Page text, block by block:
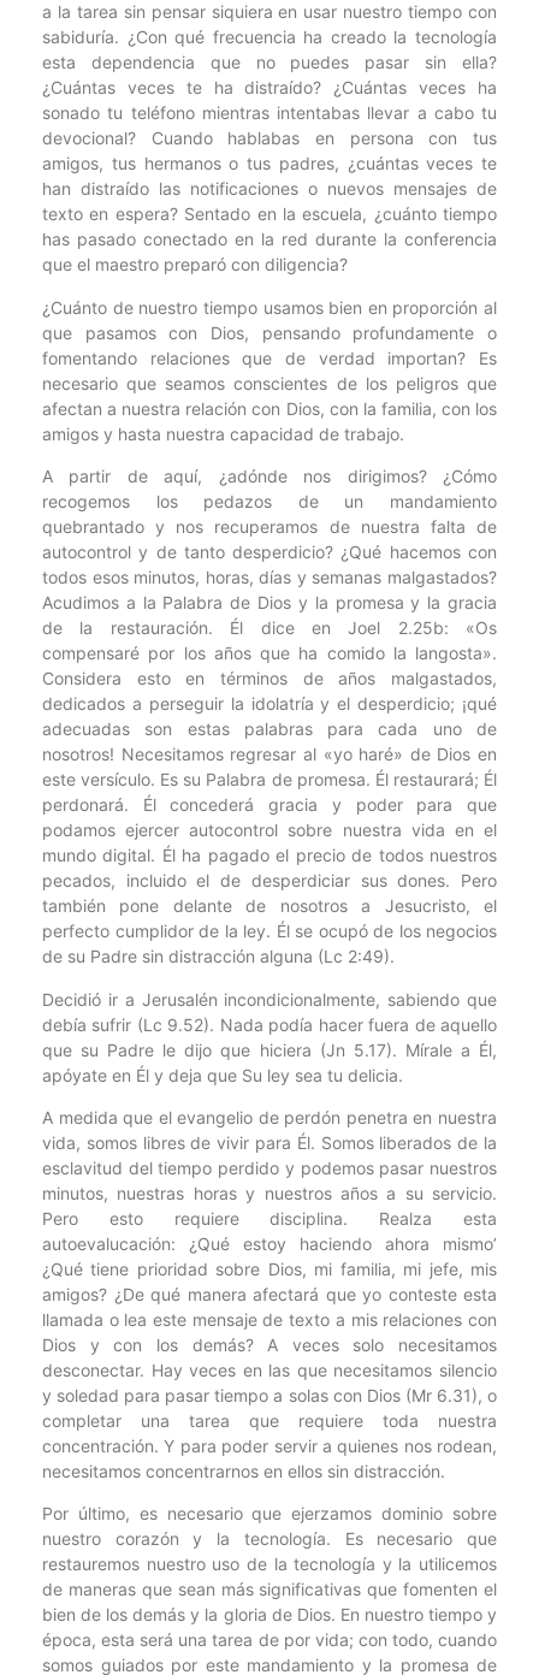
a la tarea sin pensar siquiera en usar nuestro tiempo con
sabiduría. ¿Con qué frecuencia ha creado la tecnología
esta dependencia que no puedes pasar sin ella?
¿Cuántas veces te ha distraído? ¿Cuántas veces ha
sonado tu teléfono mientras intentabas llevar a cabo tu
devocional? Cuando hablabas en persona con tus
amigos, tus hermanos o tus padres, ¿cuántas veces te
han distraído las notificaciones o nuevos mensajes de
texto en espera? Sentado en la escuela, ¿cuánto tiempo
has pasado conectado en la red durante la conferencia
que el maestro preparó con diligencia?
¿Cuánto de nuestro tiempo usamos bien en proporción al
que pasamos con Dios, pensando profundamente o
fomentando relaciones que de verdad importan? Es
necesario que seamos conscientes de los peligros que
afectan a nuestra relación con Dios, con la familia, con los
amigos y hasta nuestra capacidad de trabajo.
A partir de aquí, ¿adónde nos dirigimos? ¿Cómo
recogemos los pedazos de un mandamiento
quebrantado y nos recuperamos de nuestra falta de
autocontrol y de tanto desperdicio? ¿Qué hacemos con
todos esos minutos, horas, días y semanas malgastados?
Acudimos a la Palabra de Dios y la promesa y la gracia
de la restauración. Él dice en Joel 2.25b: «Os
compensaré por los años que ha comido la langosta».
Considera esto en términos de años malgastados,
dedicados a perseguir la idolatría y el desperdicio; ¡qué
adecuadas son estas palabras para cada uno de
nosotros! Necesitamos regresar al «yo haré» de Dios en
este versículo. Es su Palabra de promesa. Él restaurará; Él
perdonará. Él concederá gracia y poder para que
podamos ejercer autocontrol sobre nuestra vida en el
mundo digital. Él ha pagado el precio de todos nuestros
pecados, incluido el de desperdiciar sus dones. Pero
también pone delante de nosotros a Jesucristo, el
perfecto cumplidor de la ley. Él se ocupó de los negocios
de su Padre sin distracción alguna (Lc 2:49).
Decidió ir a Jerusalén incondicionalmente, sabiendo que
debía sufrir (Lc 9.52). Nada podía hacer fuera de aquello
que su Padre le dijo que hiciera (Jn 5.17). Mírale a Él,
apóyate en Él y deja que Su ley sea tu delicia.
A medida que el evangelio de perdón penetra en nuestra
vida, somos libres de vivir para Él. Somos liberados de la
esclavitud del tiempo perdido y podemos pasar nuestros
minutos, nuestras horas y nuestros años a su servicio.
Pero esto requiere disciplina. Realza esta
autoevalucación: ¿Qué estoy haciendo ahora mismo’
¿Qué tiene prioridad sobre Dios, mi familia, mi jefe, mis
amigos? ¿De qué manera afectará que yo conteste esta
llamada o lea este mensaje de texto a mis relaciones con
Dios y con los demás? A veces solo necesitamos
desconectar. Hay veces en las que necesitamos silencio
y soledad para pasar tiempo a solas con Dios (Mr 6.31), o
completar una tarea que requiere toda nuestra
concentración. Y para poder servir a quienes nos rodean,
necesitamos concentrarnos en ellos sin distracción.
Por último, es necesario que ejerzamos dominio sobre
nuestro corazón y la tecnología. Es necesario que
restauremos nuestro uso de la tecnología y la utilicemos
de maneras que sean más significativas que fomenten el
bien de los demás y la gloria de Dios. En nuestro tiempo y
época, esta será una tarea de por vida; con todo, cuando
somos guiados por este mandamiento y la promesa de